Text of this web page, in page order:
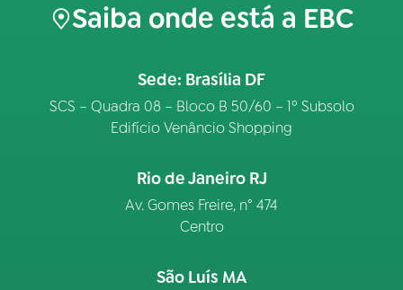
Saiba onde está a EBC
Sede: Brasília DF
SCS – Quadra 08 – Bloco B 50/60 – 1º Subsolo
Edifício Venâncio Shopping
Rio de Janeiro RJ
Av. Gomes Freire, n° 474
Centro
São Luís MA